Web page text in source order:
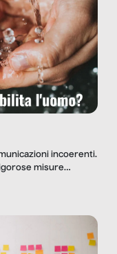
incoerenti.
misure
Senza Filtro è
manca un